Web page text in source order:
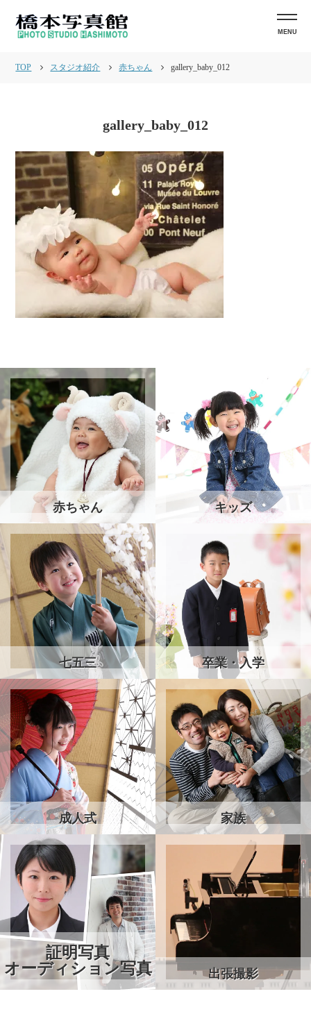
TOP スタジオ紹介 赤ちゃん gallery_baby_012
gallery_baby_012
赤ちゃん キッズ
七五三 卒業・入学
成人式 家族
証明写真
オーディション写真
出張撮影
MENU